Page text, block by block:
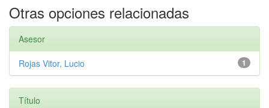
Otras opciones relacionadas
Asesor
1
Rojas Vitor, Lucio
Título